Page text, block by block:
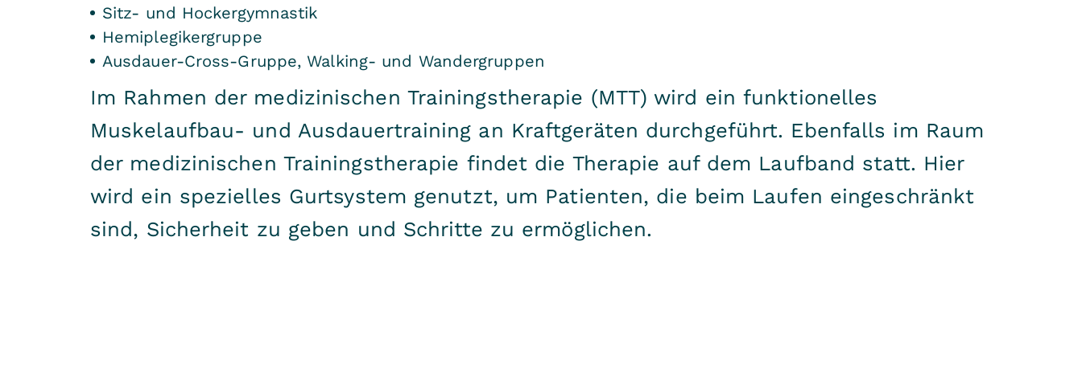
Sitz- und Hockergymnastik
Hemiplegikergruppe
Ausdauer-Cross-Gruppe, Walking- und Wandergruppen
Im Rahmen der medizinischen Trainingstherapie (MTT) wird ein funktionelles
Muskelaufbau- und Ausdauertraining an Kraftgeräten durchgeführt. Ebenfalls im Raum
der medizinischen Trainingstherapie findet die Therapie auf dem Laufband statt. Hier
wird ein spezielles Gurtsystem genutzt, um Patienten, die beim Laufen eingeschränkt
sind, Sicherheit zu geben und Schritte zu ermöglichen.